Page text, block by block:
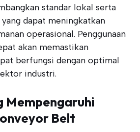
standar lokal serta
dapat meningkatkan
operasional. Penggunaan
akan memastikan
berfungsi dengan optimal
industri.
Mempengaruhi
Belt